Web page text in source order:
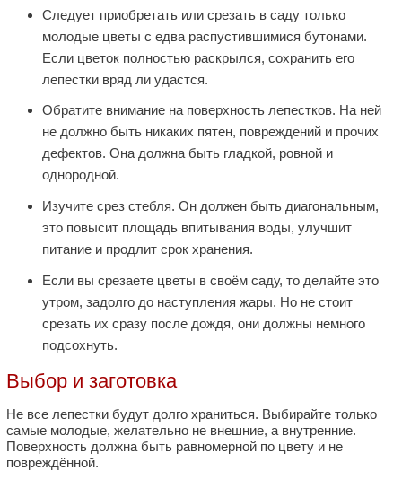
Следует приобретать или срезать в саду только
молодые цветы с едва распустившимися бутонами.
Если цветок полностью раскрылся, сохранить его
лепестки вряд ли удастся.
Обратите внимание на поверхность лепестков. На ней
не должно быть никаких пятен, повреждений и прочих
дефектов. Она должна быть гладкой, ровной и
однородной.
Изучите срез стебля. Он должен быть диагональным,
это повысит площадь впитывания воды, улучшит
питание и продлит срок хранения.
Если вы срезаете цветы в своём саду, то делайте это
утром, задолго до наступления жары. Но не стоит
срезать их сразу после дождя, они должны немного
подсохнуть.
Выбор и заготовка
Не все лепестки будут долго храниться. Выбирайте только
самые молодые, желательно не внешние, а внутренние.
Поверхность должна быть равномерной по цвету и не
повреждённой.